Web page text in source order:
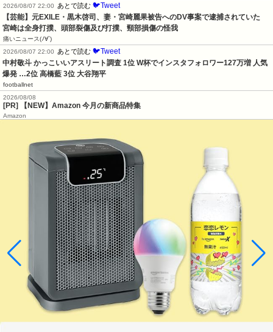
2026/08/07 22:00 あとで読む 🐦Tweet
【芸能】元EXILE・黒木啓司、妻・宮崎麗果被告へのDV事案で逮捕されていた
宮崎は全身打撲、頭部裂傷及び打撲、頸部損傷の怪我
痛いニュース(ﾉ∀`)
2026/08/07 22:00 あとで読む 🐦Tweet
中村敬斗 かっこいいアスリート調査 1位 W杯でインスタフォロワー127万増 人気
爆発 …2位 高橋藍 3位 大谷翔平
footballnet
2026/08/08
[PR] 【NEW】Amazon 今月の新商品特集
Amazon